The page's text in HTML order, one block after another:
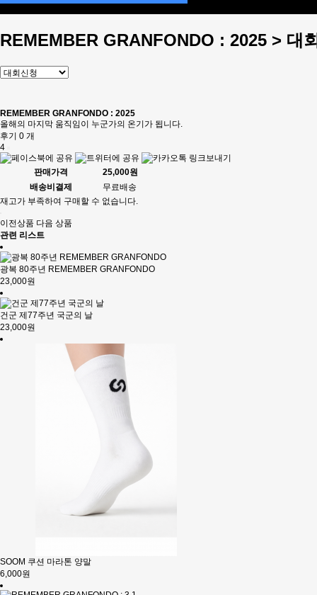
REMEMBER GRANFONDO : 2025 > 대
REMEMBER GRANFONDO : 2025
올해의 마지막 움직임이 누군가의 온기가 됩니다.
후기 0 개
4
판매가격
25,000원
배송비결제
무료배송
재고가 부족하여 구매할 수 없습니다.
이전상품 다음 상품
관련 리스트
광복 80주년 REMEMBER GRANFONDO
23,000원
건군 제77주년 국군의 날
23,000원
SOOM 쿠션 마라톤 양말
6,000원